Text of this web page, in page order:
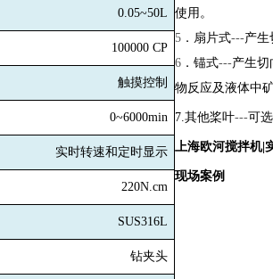
0.05~50L
100000 CP
触摸控制
0~6000min
实时转速和定时显示
220N.cm
SUS316L
钻夹头
使用。
5 ．扇片式---产生
6 ．锚式---产生切
物反应及液体中
7.其他桨叶---可
上海欧河搅拌机|
现场案例